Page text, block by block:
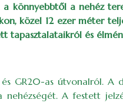
könnyebbtől a nehéz
közel 12 ezer méter
tapasztalataikról és
GR20-as útvonalról. A
A festett